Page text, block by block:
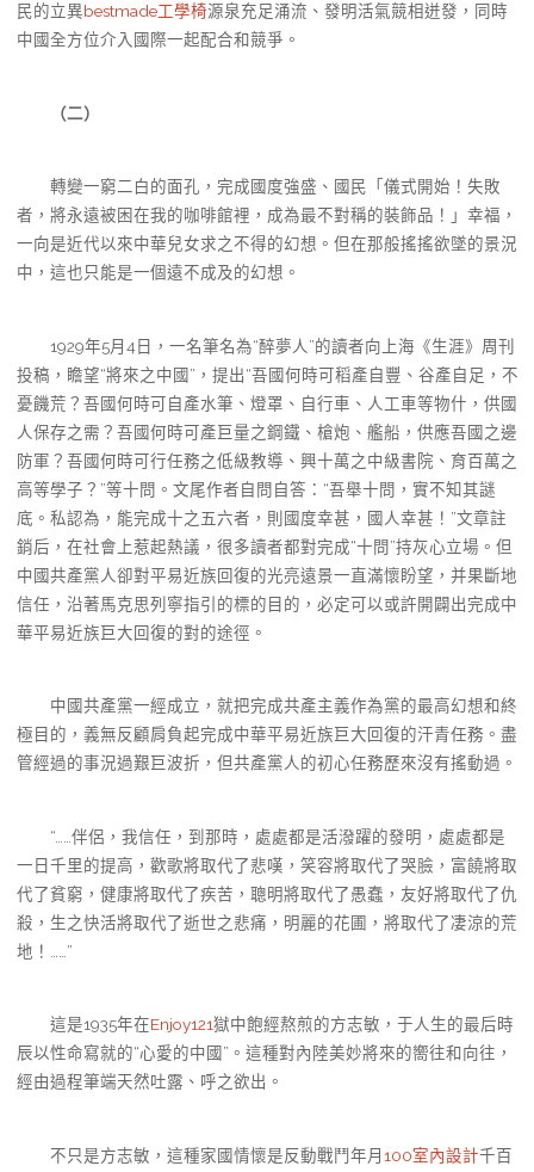
民的立異bestmade工學椅源泉充足涌流、發明活氣競相迸發，同時
中國全方位介入國際一起配合和競爭。
（二）
轉變一窮二白的面孔，完成國度強盛、國民「儀式開始！失敗
者，將永遠被困在我的咖啡館裡，成為最不對稱的裝飾品！」幸福，
一向是近代以來中華兒女求之不得的幻想。但在那般搖搖欲墜的景況
中，這也只能是一個遠不成及的幻想。
1929年5月4日，一名筆名為“醉夢人”的讀者向上海《生涯》周刊
投稿，瞻望“將來之中國”，提出“吾國何時可稻產自豐、谷產自足，不
憂饑荒？吾國何時可自產水筆、燈罩、自行車、人工車等物什，供國
人保存之需？吾國何時可產巨量之鋼鐵、槍炮、艦船，供應吾國之邊
防軍？吾國何時可行任務之低級教導、興十萬之中級書院、育百萬之
高等學子？”等十問。文尾作者自問自答：“吾舉十問，實不知其謎
底。私認為，能完成十之五六者，則國度幸甚，國人幸甚！”文章註
銷后，在社會上惹起熱議，很多讀者都對完成“十問”持灰心立場。但
中國共產黨人卻對平易近族回復的光亮遠景一直滿懷盼望，并果斷地
信任，沿著馬克思列寧指引的標的目的，必定可以或許開闢出完成中
華平易近族巨大回復的對的途徑。
中國共產黨一經成立，就把完成共產主義作為黨的最高幻想和終
極目的，義無反顧肩負起完成中華平易近族巨大回復的汗青任務。盡
管經過的事況過艱巨波折，但共產黨人的初心任務歷來沒有搖動過。
“……伴侶，我信任，到那時，處處都是活潑躍的發明，處處都是
一日千里的提高，歡歌將取代了悲嘆，笑容將取代了哭臉，富饒將取
代了貧窮，健康將取代了疾苦，聰明將取代了愚蠢，友好將取代了仇
殺，生之快活將取代了逝世之悲痛，明麗的花圃，將取代了凄涼的荒
地！……”
這是1935年在Enjoy121獄中飽經熬煎的方志敏，于人生的最后時
辰以性命寫就的“心愛的中國”。這種對內陸美妙將來的嚮往和向往，
經由過程筆端天然吐露、呼之欲出。
不只是方志敏，這種家國情懷是反動戰鬥年月100室內設計千百